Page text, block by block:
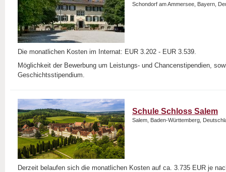
Schondorf am Ammersee, Bayern,
Die monatlichen Kosten im Internat: EUR 3.202 - EUR 3.539.
Möglichkeit der Bewerbung um Leistungs- und Chancenstipendien,
Geschichtsstipendium.
Schule Schloss Salem
Salem, Baden-Württemberg,
Derzeit belaufen sich die monatlichen Kosten auf ca. 3.735 EUR je